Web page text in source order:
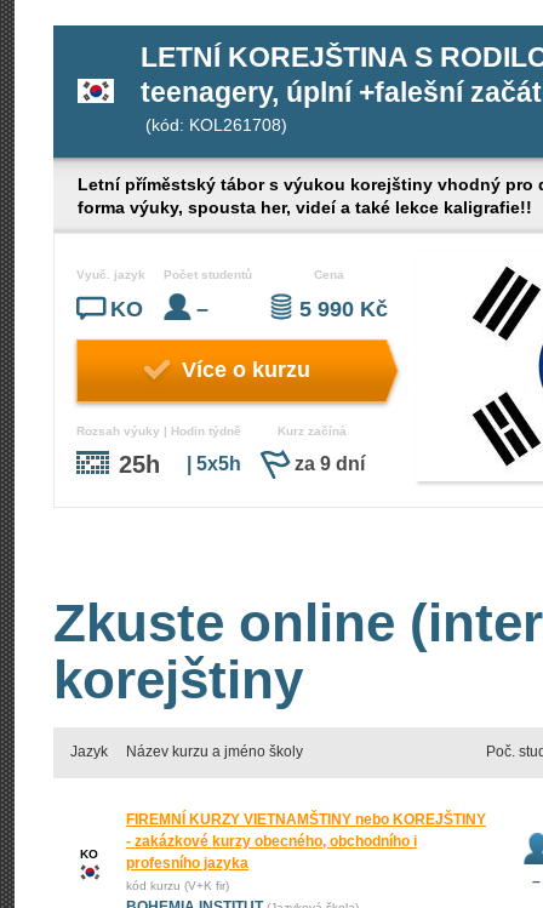
LETNÍ KOREJŠTINA S
teenagery, úplní +falešní
(kód: KOL261708)
Letní příměstský tábor s výukou korejštiny vhodný pro
forma výuky, spousta her, videí a také lekce kaligrafie!!
Vyuč. jazyk
KO
Počet studentů
–
Cena
5 990 Kč
Více o kurzu
Rozsah výuky | Hodin týdně
25h | 5x5h
Kurz začíná
za 9 dní
Zkuste online
korejštiny
Jazyk Název kurzu a jméno školy Poč.
KO
FIREMNÍ KURZY VIETNAMŠTINY nebo KOREJŠTINY
- zakázkové kurzy obecného, obchodního i
profesního jazyka
kód kurzu (V+K fir) –